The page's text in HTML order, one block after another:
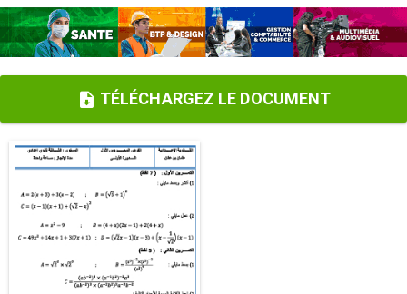
TÉLÉCHARGEZ LE DOCUMENT